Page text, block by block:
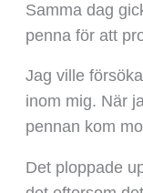
Samma dag
penna för att
Jag ville
inom mig. När
pennan kom
Det ploppade